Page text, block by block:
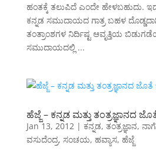
ಹಂತಕ್ಕೆ ತಲುಪಿದೆ ಎಂದೇ ಹೇಳಬಹುದು.
ಕನ್ನಡ ಸಮುದಾಯದ ಗಾತ್ರ ಬಹಳ
ತಂತ್ರಾಂಶಗಳ ನಿರ್ದಿಷ್ಟ ಆವೃತ್ತಿಯ
ಸಮುದಾಯದಲ್ಲಿ ...
ಹೆಜ್ಜೆ – ಕನ್ನಡ ಮತ್ತು ತಂತ್ರಜ್ಞಾನದ
Jan 13, 2012| ಕನ್ನಡ, ತಂತ್ರಜ್ಞಾನ,
ವಸುದೆಂದ್ರ, ಸಂಚಯ, ಹವ್ಯಾಸ, ಹೆಜ್ಜೆ